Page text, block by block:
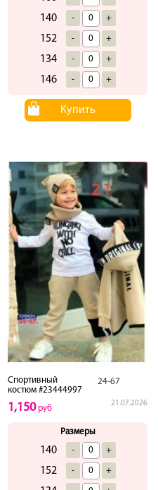
140 - +
152 - +
134 - +
146 - +
Купить
Спортивный
костюм #23444997
24-67
21.07.2026
1,150руб
Размеры
140 - +
152 - +